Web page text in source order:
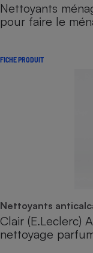
Nettoyants
pour faire le
FICHE PRODUIT
Nettoyants
Clair (E.Leclerc)
nettoyage